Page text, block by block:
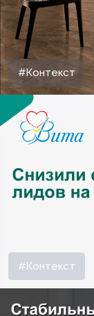
#Контекст
#Контекст